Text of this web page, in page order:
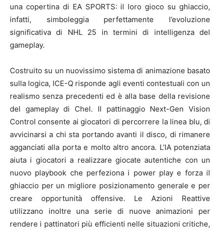
una copertina di EA SPORTS: il loro gioco su ghiaccio,
infatti, simboleggia perfettamente l’evoluzione
significativa di NHL 25 in termini di intelligenza del
gameplay.
Costruito su un nuovissimo sistema di animazione basato
sulla logica, ICE-Q risponde agli eventi contestuali con un
realismo senza precedenti ed è alla base della revisione
del gameplay di Chel. Il pattinaggio Next-Gen Vision
Control consente ai giocatori di percorrere la linea blu, di
avvicinarsi a chi sta portando avanti il disco, di rimanere
agganciati alla porta e molto altro ancora. L’IA potenziata
aiuta i giocatori a realizzare giocate autentiche con un
nuovo playbook che perfeziona i power play e forza il
ghiaccio per un migliore posizionamento generale e per
creare opportunità offensive. Le Azioni Reattive
utilizzano inoltre una serie di nuove animazioni per
rendere i pattinatori più efficienti nelle situazioni critiche,